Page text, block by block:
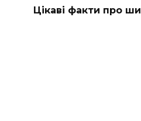
Цікаві факти про